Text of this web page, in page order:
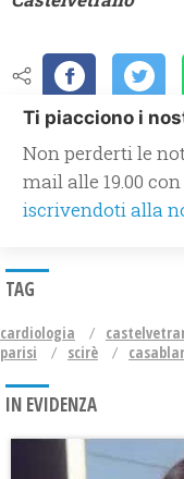
Ti piacciono i
Non perderti le
mail alle 19.00
iscrivendoti alla
TAG
cardiologia
parisi
scirè
IN EVIDENZA